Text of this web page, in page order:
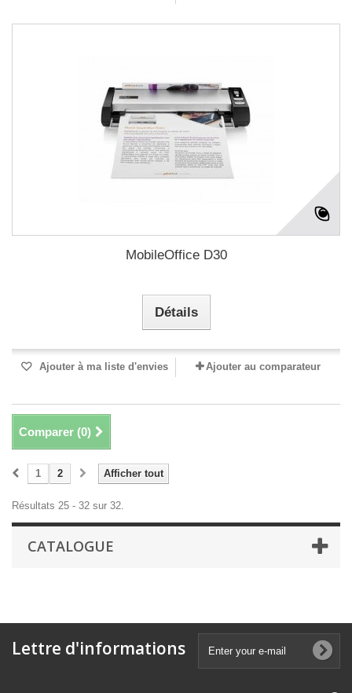
MobileOffice D30
Détails
Ajouter à ma liste d'envies Ajouter au comparateur
Comparer (0)
Afficher tout
1 2
Résultats 25 - 32 sur 32.
CATALOGUE
Lettre d'informations